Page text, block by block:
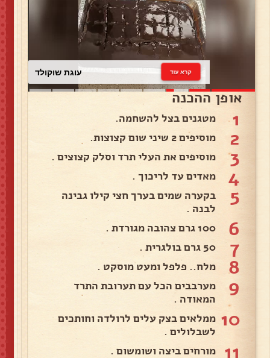
עוגת שוקולד קרא עוד
אופן ההכנה
1 מטגנים בצל להשחמה.
2 מוסיפים 2 שיני שום קצוצות.
3 מוסיפים את העלי תרד וסלק קצוצים .
4 מאדים עד לריכוך .
5
בקערה שמים בערך חצי קילו גבינה
לבנה .
6 100 גרם צהובה מגורדת .
7 50 גרם בולגרית .
8 מלח.. פלפל ומעט מוסקט .
9
מערבבים הכל עם תערובת התרד
המאודה .
10 ממלאים בצק עלים לרולדה וחותכים
לשבלולים .
11 מורחים ביצה ושומשום .